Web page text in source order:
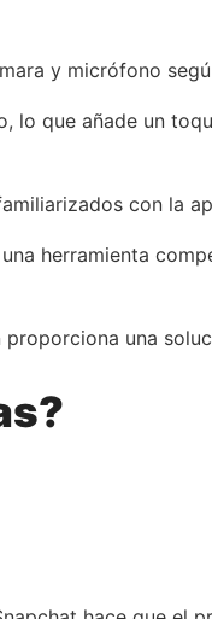
y micrófono
lo que añade un
con la
herramienta
una